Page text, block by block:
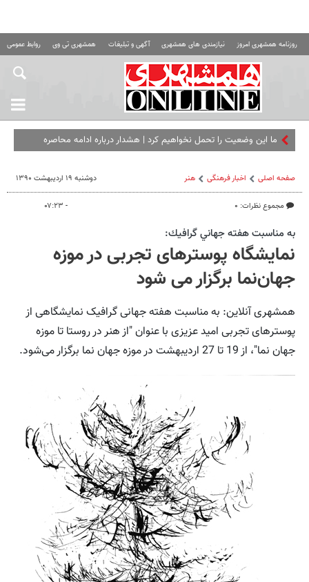
روزنامه همشهری امروز نیازمندی های همشهری آگهی و تبلیغات همشهری تی وی روابط عمومی
ما این وضعیت را تحمل نخواهیم کرد | هشدار درباره ادامه محاصره
صفحه اصلی اخبار فرهنگی هنر
مجموع نظرات: ۰
دوشنبه ۱۹ اردیبهشت ۱۳۹۰
- ۰۷:۲۳
به مناسبت هفته جهاني گرافيك:
نمایشگاه پوسترهای تجربی در موزه
جهان‌نما برگزار می شود
همشهری آنلاین: به مناسبت هفته جهانی گرافیک نمایشگاهی از
پوسترهای تجربی امید عزیزی با عنوان "از هنر در روستا تا موزه
جهان نما"، از 19 تا 27 اردیبهشت در موزه جهان نما برگزار می‌شود.